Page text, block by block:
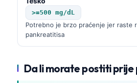
>=500 mg/dL
Potrebno je brzo praćenje jer raste
pankreatitisa
Da li morate postiti
አማርኛ
O‘zbekcha
Català
Қазақ тілі